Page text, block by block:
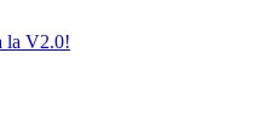
la V2.0!